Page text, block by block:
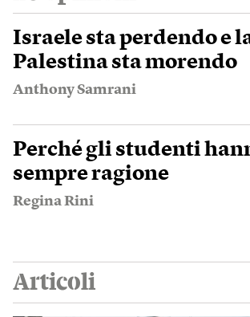
Israele sta perdendo e
Palestina sta morendo
Anthony Samrani
Perché gli studenti
sempre ragione
Regina Rini
Articoli